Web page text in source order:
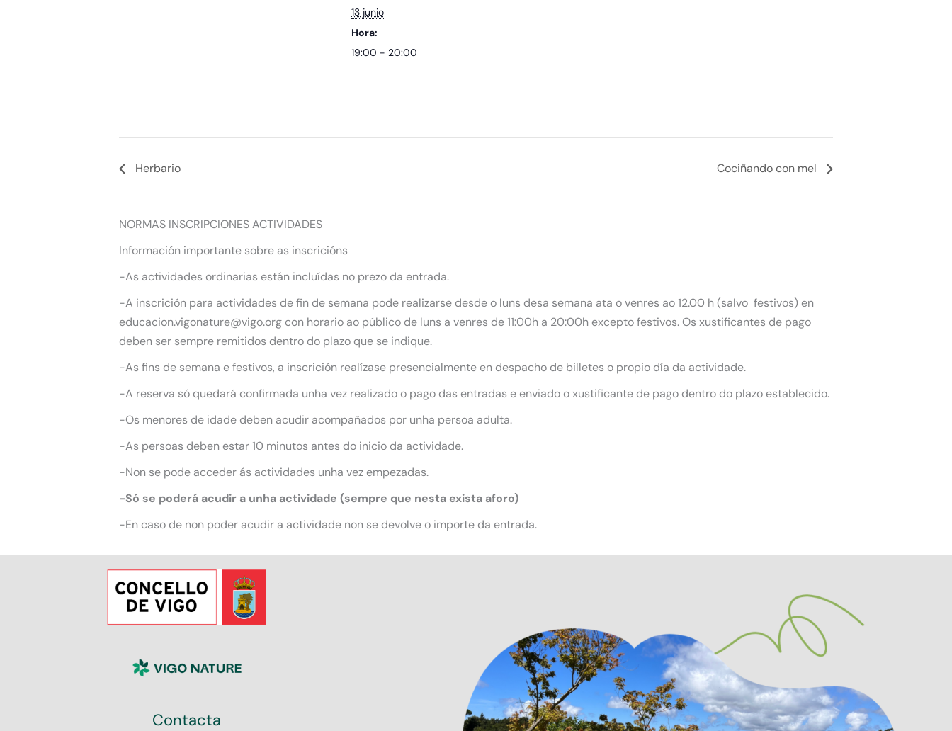
13 junio
Hora:
19:00 - 20:00
Herbario Cociñando con mel
NORMAS INSCRIPCIONES ACTIVIDADES
Información importante sobre as inscricións
-As actividades ordinarias están incluídas no prezo da entrada.
-A inscrición para actividades de fin de semana pode realizarse desde o luns desa semana ata o venres ao 12.00 h (salvo festivos) en
educacion.vigonature@vigo.org con horario ao público de luns a venres de 11:00h a 20:00h excepto festivos. Os xustificantes de pago
deben ser sempre remitidos dentro do plazo que se indique.
-As fins de semana e festivos, a inscrición realízase presencialmente en despacho de billetes o propio día da actividade.
-A reserva só quedará confirmada unha vez realizado o pago das entradas e enviado o xustificante de pago dentro do plazo establecido.
-Os menores de idade deben acudir acompañados por unha persoa adulta.
-As persoas deben estar 10 minutos antes do inicio da actividade.
-Non se pode acceder ás actividades unha vez empezadas.
-Só se poderá acudir a unha actividade (sempre que nesta exista aforo)
-En caso de non poder acudir a actividade non se devolve o importe da entrada.
Contacta